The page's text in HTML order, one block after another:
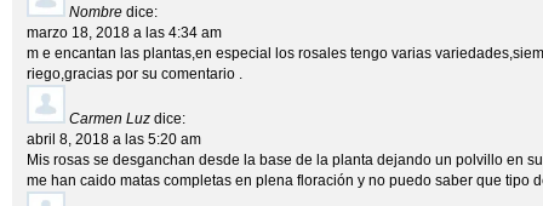
Nombre dice:
marzo 18, 2018 a las 4:34 am
m e encantan las plantas,en especial los rosales tengo varias
riego,gracias por su comentario .
Carmen Luz dice:
abril 8, 2018 a las 5:20 am
Mis rosas se desganchan desde la base de la planta dejando un polvillo en
me han caido matas completas en plena floración y no puedo saber que tipo